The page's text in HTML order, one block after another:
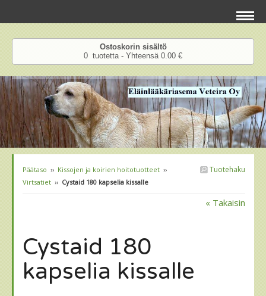
Ostoskorin sisältö
0 tuotetta - Yhteensä 0.00 €
Tuotehaku
Päätaso ›› Kissojen ja koirien hoitotuotteet ››
Virtsatiet ›› Cystaid 180 kapselia kissalle
« Takaisin
Cystaid 180
kapselia kissalle